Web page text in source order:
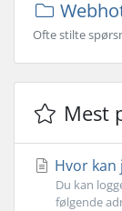
Ofte stilte
Mest
Hvor kan
Du kan
følgende